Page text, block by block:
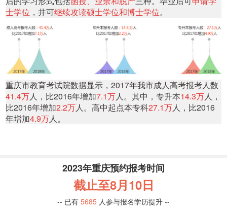
士学位 ，井可继续攻读硕士学位和博士学位。
重庆市教育考试院数据显示，2017年我市成人高考报考人数
41.4万人，比2016年增加7.1万人。其中，专升本14.3万人，
比2016年增加2.2万人。高中起点本专科27.1万人，比2016
年增加4.9万人。
2023年重庆预约报考时间
截止至8月10日
-- 已有 5685 人参与报名学历提升 --
131****3258 大专
招考 [专 升 本]
138****3135 高中
报考 [专本连读]
158****3548 高中
报考 [成人高考]